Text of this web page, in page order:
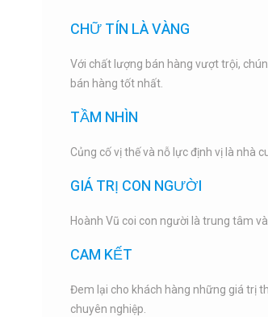
CHỮ TÍN LÀ VÀNG
Với chất lượng bán hàng vượt trội,
bán hàng tốt nhất.
TẦM NHÌN
Củng cố vị thế và nỗ lực định vị là nhà
GIÁ TRỊ CON NGƯỜI
Hoành Vũ coi con người là trung tâm
CAM KẾT
Đem lại cho khách hàng những giá trị
chuyên nghiệp.